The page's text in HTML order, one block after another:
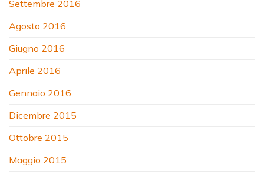
Settembre 2016
Agosto 2016
Giugno 2016
Aprile 2016
Gennaio 2016
Dicembre 2015
Ottobre 2015
Maggio 2015